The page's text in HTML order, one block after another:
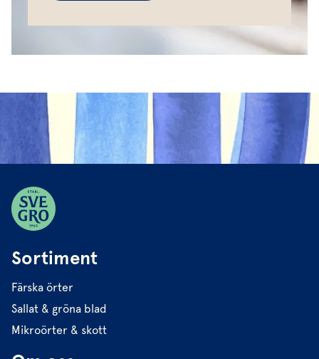
Sortiment
Färska örter
Sallat & gröna blad
Mikroörter & skott